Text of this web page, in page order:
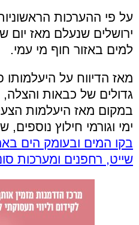
על פי ההערכות
ירושלים שנעלם מאז יום
למים באזור חוף מי עמי.
מאז הדיווח על היעלמותו
גדולים של כבאות
במקום מאז היעלמות
ימי וגורמי חילוץ נוספים,
בקו המים ובעומק הים
שייט, רחפנים ומערכות